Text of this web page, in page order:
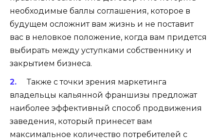
необходимые баллы соглашения, которое в
будущем осложнит вам жизнь и не поставит
вас в неловкое положение, когда вам придется
выбирать между уступками собственнику и
закрытием бизнеса.
Также с точки зрения маркетинга
владельцы кальянной франшизы предложат
наиболее эффективный способ продвижения
заведения, который принесет вам
максимальное количество потребителей с